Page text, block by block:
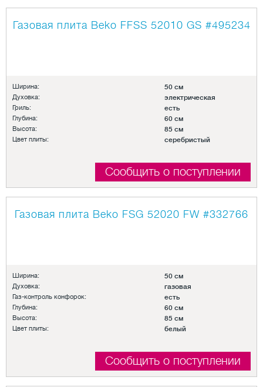
Газовая плита Beko FFSS 52010 GS #495234
Ширина: 50 см
Духовка: электрическая
Гриль: есть
Глубина: 60 см
Высота: 85 см
Цвет плиты: серебристый
Сообщить о поступлении
Газовая плита Beko FSG 52020 FW #332766
Ширина: 50 см
Духовка: газовая
Газ-контроль конфорок: есть
Глубина: 60 см
Высота: 85 см
Цвет плиты: белый
Сообщить о поступлении